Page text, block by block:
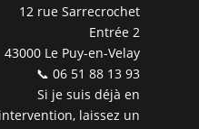
12 rue Sarrecrochet
Entrée 2
43000 Le Puy-en-Velay
📞 06 51 88 13 93
Si je suis déjà en
intervention, laissez un